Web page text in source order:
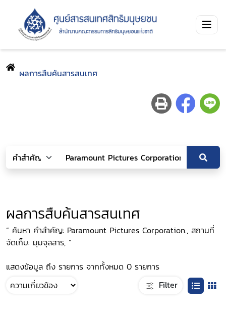
ผลการสืบค้นสารสนเทศ
ผลการสืบค้นสารสนเทศ
“ ค้นหา คำสำคัญ: Paramount Pictures Corporation., สถานที่
จัดเก็บ: มุมจุลสาร, ”
แสดงข้อมูล ถึง รายการ จากทั้งหมด 0 รายการ
Filter